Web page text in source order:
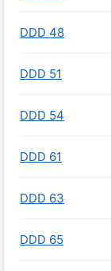
DDD 48
DDD 51
DDD 54
DDD 61
DDD 63
DDD 65